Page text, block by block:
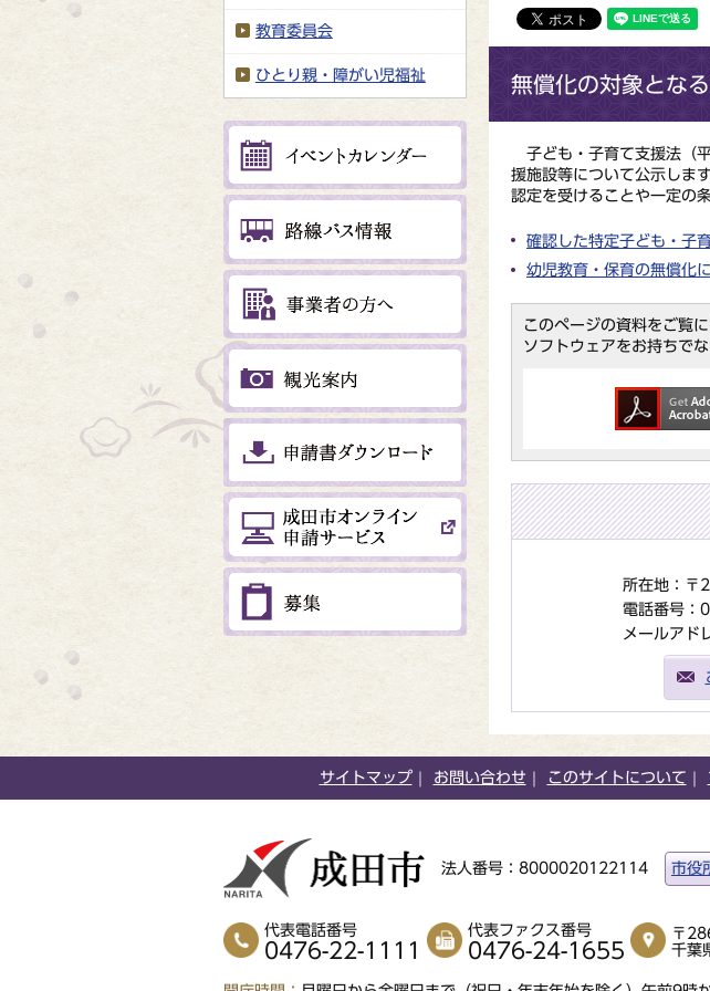
無償化の対象とな
子ども・子育て支援法（
援施設等について公示しま
認定を受けることや一定の
確認した特定子ども・子
幼児教育・保育の無償化
このページの資料をご覧
ソフトウェアをお持ちで
所在地：〒
電話番号：
メールア
教育委員会
ひとり親・障がい児福祉
サイトマップ お問い合わせ このサイトについて
法人番号：8000020122114 市役
代表電話番号
0476-22-1111
代表ファクス番号
0476-24-1655
〒
千葉